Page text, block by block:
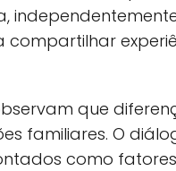
que
familiares. O
como